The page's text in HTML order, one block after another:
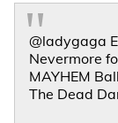
@ladygaga
Nevermore
MAYHEM
The Dead